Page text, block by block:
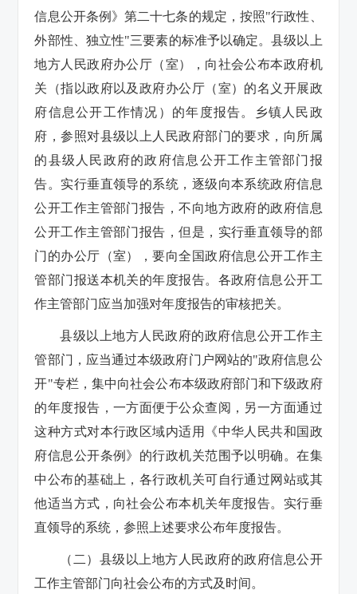
信息公开条例》第二十七条的规定，按照"行政性、
外部性、独立性"三要素的标准予以确定。县级以上
地方人民政府办公厅（室），向社会公布本政府机
关（指以政府以及政府办公厅（室）的名义开展政
府信息公开工作情况）的年度报告。乡镇人民政
府，参照对县级以上人民政府部门的要求，向所属
的县级人民政府的政府信息公开工作主管部门报
告。实行垂直领导的系统，逐级向本系统政府信息
公开工作主管部门报告，不向地方政府的政府信息
公开工作主管部门报告，但是，实行垂直领导的部
门的办公厅（室），要向全国政府信息公开工作主
管部门报送本机关的年度报告。各政府信息公开工
作主管部门应当加强对年度报告的审核把关。
县级以上地方人民政府的政府信息公开工作主
管部门，应当通过本级政府门户网站的"政府信息公
开"专栏，集中向社会公布本级政府部门和下级政府
的年度报告，一方面便于公众查阅，另一方面通过
这种方式对本行政区域内适用《中华人民共和国政
府信息公开条例》的行政机关范围予以明确。在集
中公布的基础上，各行政机关可自行通过网站或其
他适当方式，向社会公布本机关年度报告。实行垂
直领导的系统，参照上述要求公布年度报告。
（二）县级以上地方人民政府的政府信息公开
工作主管部门向社会公布的方式及时间。